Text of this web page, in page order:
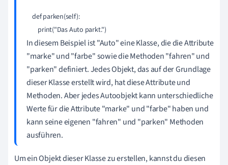
    def parken(self):
In diesem Beispiel ist "Auto" eine Klasse, die die Attribute
"marke" und "farbe" sowie die Methoden "fahren" und
"parken" definiert. Jedes Objekt, das auf der Grundlage
dieser Klasse erstellt wird, hat diese Attribute und
Methoden. Aber jedes Autoobjekt kann unterschiedliche
Werte für die Attribute "marke" und "farbe" haben und
kann seine eigenen "fahren" und "parken" Methoden
ausführen.
Um ein Objekt dieser Klasse zu erstellen, kannst du diesen